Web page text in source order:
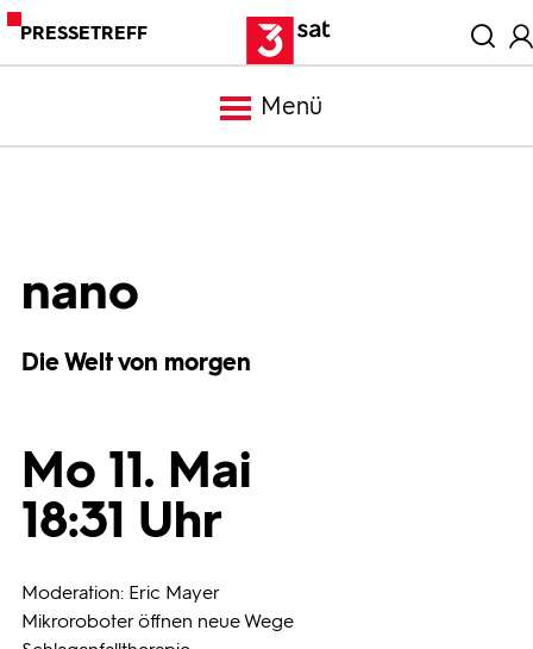
PRESSETREFF
Menü
nano
Die Welt von morgen
Mo 11. Mai
18:31 Uhr
Moderation: Eric Mayer
Mikroroboter öffnen neue Wege